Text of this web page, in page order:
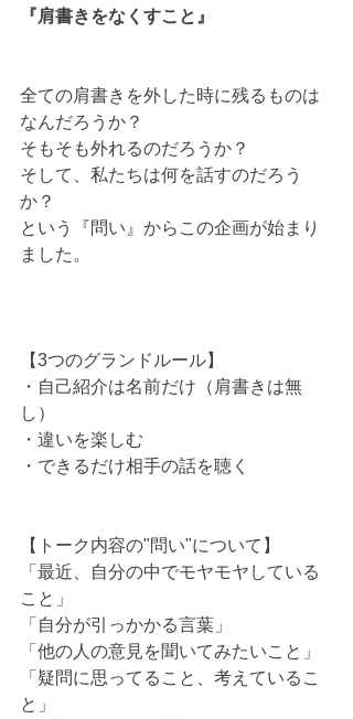
『肩書きをなくすこと』
全ての肩書きを外した時に残るものは
なんだろうか？
そもそも外れるのだろうか？
そして、私たちは何を話すのだろう
か？
という『問い』からこの企画が始まり
ました。
【3つのグランドルール】
・自己紹介は名前だけ（肩書きは無
し）
・違いを楽しむ
・できるだけ相手の話を聴く
【トーク内容の"問い"について】
「最近、自分の中でモヤモヤしている
こと」
「自分が引っかかる言葉」
「他の人の意見を聞いてみたいこと」
「疑問に思ってること、考えているこ
と」